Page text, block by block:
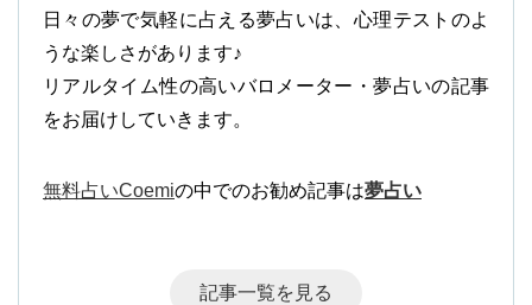
日々の夢で気軽に占える夢占いは、心理テストのよ
うな楽しさがあります♪
リアルタイム性の高いバロメーター・夢占いの記事
をお届けしていきます。
無料占いCoemiの中でのお勧め記事は夢占い
記事一覧を見る